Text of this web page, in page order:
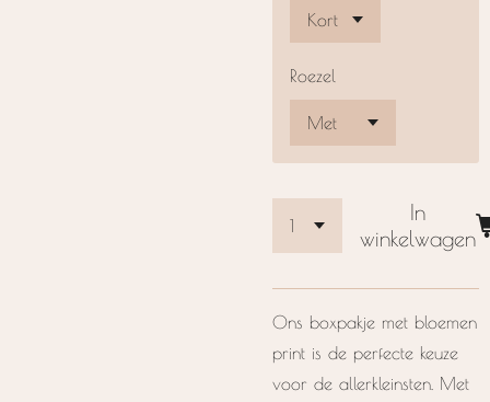
Roezel
In
winkelwagen
Ons boxpakje met bloemen
print is de perfecte keuze
voor de allerkleinsten. Met